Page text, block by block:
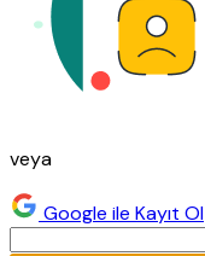
veya
Google ile Kayıt Ol